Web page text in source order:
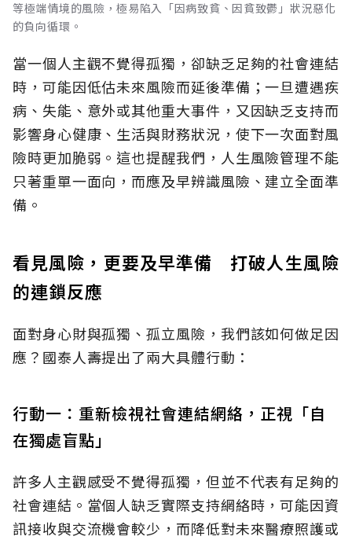
等極端情境的風險，極易陷入「因病致貧、因貧致鬱」狀況惡化
的負向循環。
當一個人主觀不覺得孤獨，卻缺乏足夠的社會連結
時，可能因低估未來風險而延後準備；一旦遭遇疾
病、失能、意外或其他重大事件，又因缺乏支持而
影響身心健康、生活與財務狀況，使下一次面對風
險時更加脆弱。這也提醒我們，人生風險管理不能
只著重單一面向，而應及早辨識風險、建立全面準
備。
看見風險，更要及早準備 打破人生風險
的連鎖反應
面對身心財與孤獨、孤立風險，我們該如何做足因
應？國泰人壽提出了兩大具體行動：
行動一：重新檢視社會連結網絡，正視「自
在獨處盲點」
許多人主觀感受不覺得孤獨，但並不代表有足夠的
社會連結。當個人缺乏實際支持網絡時，可能因資
訊接收與交流機會較少，而降低對未來醫療照護或